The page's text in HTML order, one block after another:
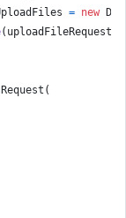
= new
( uploadFileRequest
(